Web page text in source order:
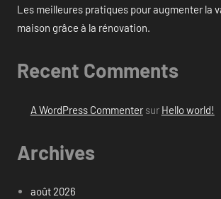
Les meilleures pratiques pour augmenter la
maison grâce à la rénovation.
Recent Comments
A WordPress Commentersur Hello world!
Archives
août 2026